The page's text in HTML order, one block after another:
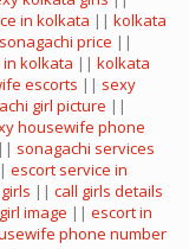
in kolkata || kolkata
price ||
kolkata || kolkata
escorts || sexy
girl picture ||
housewife phone
|| sonagachi services
escort service in
|| call girls details
image || escort in
phone number